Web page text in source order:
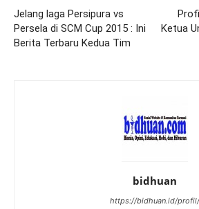
Jelang laga Persipura vs
Persela di SCM Cup 2015 : Ini
Berita Terbaru Kedua Tim
Ketua
bidhuan
https://bidhuan.id/profil/